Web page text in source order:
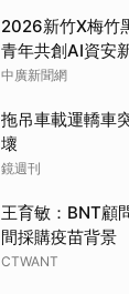
2026新竹X梅竹
青年共創AI資安
中廣新聞網
拖吊車載運轎車
壞
鏡週刊
王育敏：BNT顧
間採購疫苗背景
CTWANT